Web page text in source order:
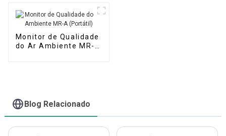
Monitor de Qualidade
do Ar Ambiente MR-A
Blog Relacionado